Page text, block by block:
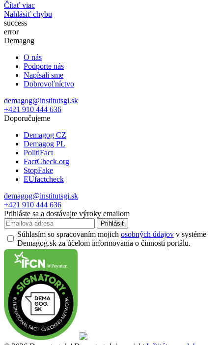
Čítať viac
Nahlásiť chybu
success
error
Demagog
O nás
Podporte nás
Napísali sme
Dobrovoľníctvo
demagog@institutsgi.sk
+421 910 444 636
Doporučujeme
Demagog CZ
Demagog PL
PolitiFact
FactCheck.org
StopFake
EUfactcheck
demagog@institutsgi.sk
+421 910 444 636
Prihláste sa a dostávajte výroky emailom
Prihlásiť
Súhlasím so spracovaním mojich osobných údajov v systéme
Demagog.sk za účelom informovania o činnosti portálu.